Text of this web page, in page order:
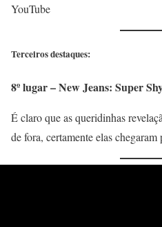
YouTube
Terceiros destaques:
8º lugar – New Jeans: Super
É claro que as queridinhas
de fora, certamente elas